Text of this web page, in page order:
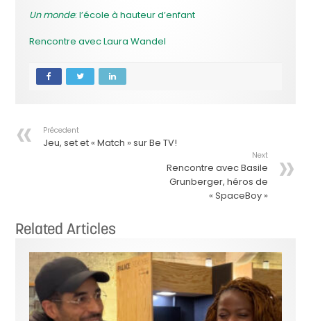
Un monde: l’école à hauteur d’enfant
Rencontre avec Laura Wandel
Précedent
Jeu, set et « Match » sur Be TV!
Next
Rencontre avec Basile
Grunberger, héros de
« SpaceBoy »
Related Articles